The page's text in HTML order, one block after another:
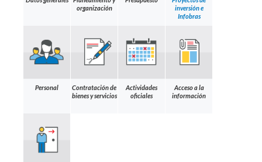
organización
inversión e
Infobras
Personal
Contratación de
bienes y servicios
Actividades
oficiales
Acceso a la
información